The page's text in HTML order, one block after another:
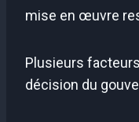
mise en œuvre
Plusieurs
décision du